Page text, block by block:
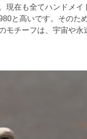
現在も全てハンドメイ
と高いです。そのた
モチーフは、宇宙や永